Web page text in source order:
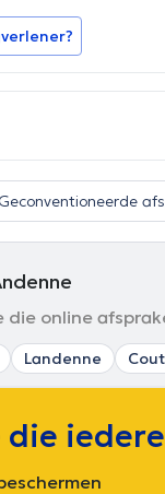
Geconventioneerde
die online
Landenne
die